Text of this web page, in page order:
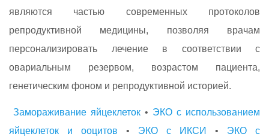
являются частью современных протоколов
репродуктивной медицины, позволяя врачам
персонализировать лечение в соответствии с
овариальным резервом, возрастом пациента,
генетическим фоном и репродуктивной историей.
Замораживание яйцеклеток • ЭКО с использованием
яйцеклеток и ооцитов • ЭКО с ИКСИ • ЭКО с